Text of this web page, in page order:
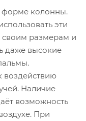
форме колонны.
эти
размерам и
даже высокие
воздействию
Наличие
возможность
При